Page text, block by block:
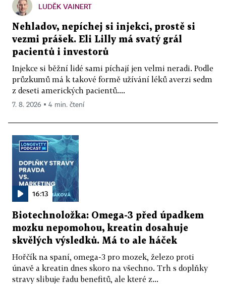
LUDĚK VAINERT
Nehladov, nepíchej si injekci, prostě si
vezmi prášek. Eli Lilly má svatý grál
pacientů i investorů
Injekce si běžní lidé sami píchají jen velmi neradi. Podle
průzkumů má k takové formě užívání léků averzi sedm
z deseti amerických pacientů....
7. 8. 2026 ▪ 4 min. čtení
16:13
Biotechnoložka: Omega-3 před úpadkem
mozku nepomohou, kreatin dosahuje
skvělých výsledků. Má to ale háček
Hořčík na spaní, omega-3 pro mozek, železo proti
únavě a kreatin dnes skoro na všechno. Trh s doplňky
stravy slibuje řadu benefitů, ale které z...